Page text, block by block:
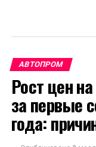
АВТОПРОМ
Рост цен
за первые
года: